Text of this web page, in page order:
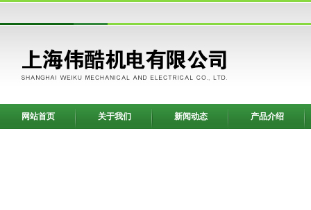
网站首页 关于我们 新闻动态 产品介绍